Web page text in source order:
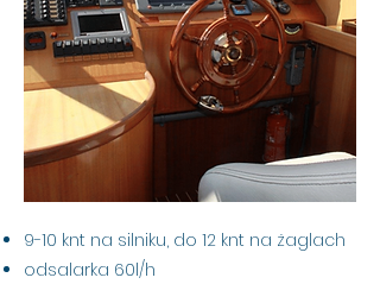
9-10 knt na silniku, do 12 knt na żaglach
odsalarka 60l/h